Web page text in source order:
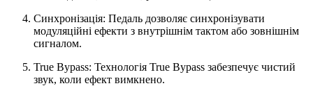
Синхронізація: Педаль дозволяє синхронізувати
модуляційні ефекти з внутрішнім тактом або зовнішнім
сигналом.
True Bypass: Технологія True Bypass забезпечує чистий
звук, коли ефект вимкнено.